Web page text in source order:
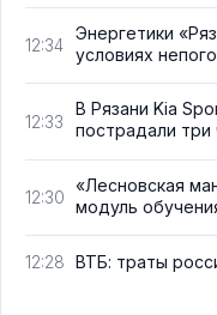
12:34
Энергетики
условиях
12:33
В Рязани Kia
пострадали три
12:30
«Лесновская
модуль
12:28 ВТБ: траты